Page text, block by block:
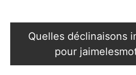
Quelles déclinaisons
pour